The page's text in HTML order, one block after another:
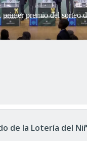
de la Lotería del